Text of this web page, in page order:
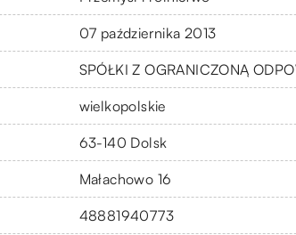
07 października 2013
SPÓŁKI Z OGRANICZONĄ
wielkopolskie
63-140 Dolsk
Małachowo 16
48881940773